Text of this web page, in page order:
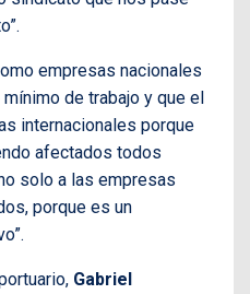
empresas nacionales
de trabajo y que el
internacionales porque
afectados todos
solo a las empresas
porque es un
Gabriel